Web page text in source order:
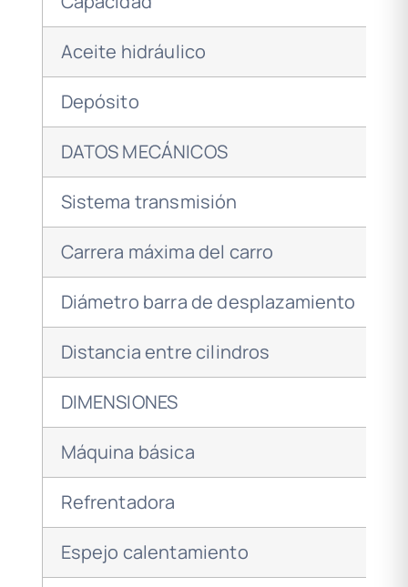
Aceite hidráulico
Depósito
DATOS MECÁNICOS
Sistema transmisión
Carrera máxima del carro
Diámetro barra de desplazamiento
Distancia entre cilindros
DIMENSIONES
Máquina básica
Refrentadora
Espejo calentamiento